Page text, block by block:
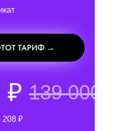
₽
208 ₽
ТАРИФ →
139 000